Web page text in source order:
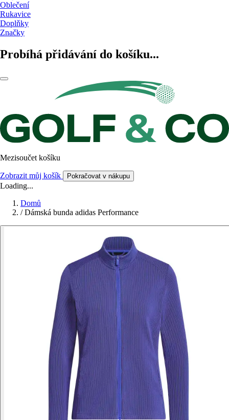
Oblečení
Rukavice
Doplňky
Značky
Probíhá přidávání do košíku...
Mezisoučet košíku
Zobrazit můj košík Pokračovat v nákupu
Loading...
Domů
/ Dámská bunda adidas Performance